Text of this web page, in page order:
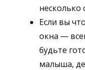
несколько
Если вы
окна —
будьте
малыша,